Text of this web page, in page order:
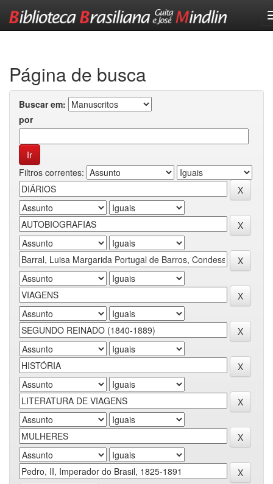
Página de busca
Buscar em:
por
Filtros correntes: